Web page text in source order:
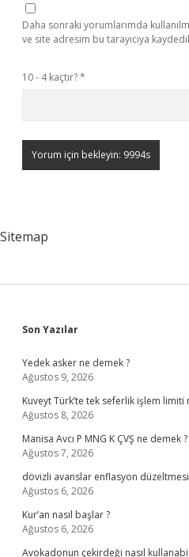
Daha sonraki yorumlarımda
ve site adresim bu tarayıcıya
10 - 4 kaçtır?*
Sitemap
Sidebar
Son Yazılar
Yedek asker ne demek ?
Ağustos 9, 2026
Kuveyt Türk’te tek seferlik işlem limiti
Ağustos 8, 2026
Manisa Avcı P MNG K ÇVŞ ne demek ?
Ağustos 7, 2026
dövizli avanslar enflasyon
Ağustos 6, 2026
Kur’an nasıl başlar ?
Ağustos 6, 2026
Avokadonun çekirdeği nasıl